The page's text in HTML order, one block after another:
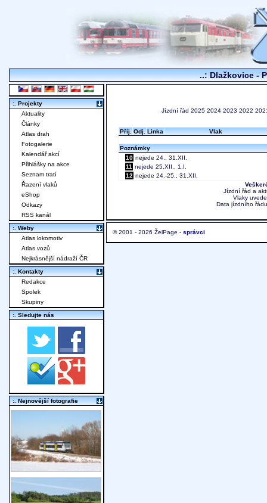
..: Dlažkovice -
Jízdní řád 2025 2024 2023 2022
Příj. Odj. Linka Vlak
Poznámky
10 nejede 24., 31.XII.
11 nejede 25.XII., 1.I.
12 nejede 24.-25., 31.XII.
Jízdní řád a
Vlaky
Data jízdního
© 2001 - 2026 ŽelPage - správci
:. Projekty
Aktuality
Články
Atlas drah
Fotogalerie
Kalendář akcí
Přihlášky na akce
Seznam tratí
Řazení vlaků
eShop
Odkazy
RSS kanál
:. Weby
Atlas lokomotiv
Atlas vozů
Nejkrásnější nádraží ČR
:. Kontakty
Redakce
Spolek
Skupiny
:. Sledujte nás
:. Nejnovější fotografie